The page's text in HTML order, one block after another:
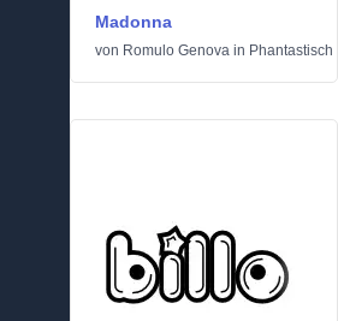
Madonna
von Romulo Genova in Phantastisch